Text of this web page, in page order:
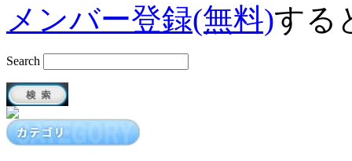
メンバー登録(無料)する
Search